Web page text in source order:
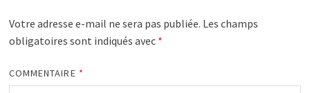
Votre adresse e-mail ne sera pas publiée. Les champs
obligatoires sont indiqués avec *
COMMENTAIRE *